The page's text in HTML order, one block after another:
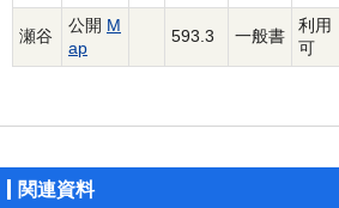
瀬谷
公開 M
ap
593.3 一般書
利用
可
関連資料